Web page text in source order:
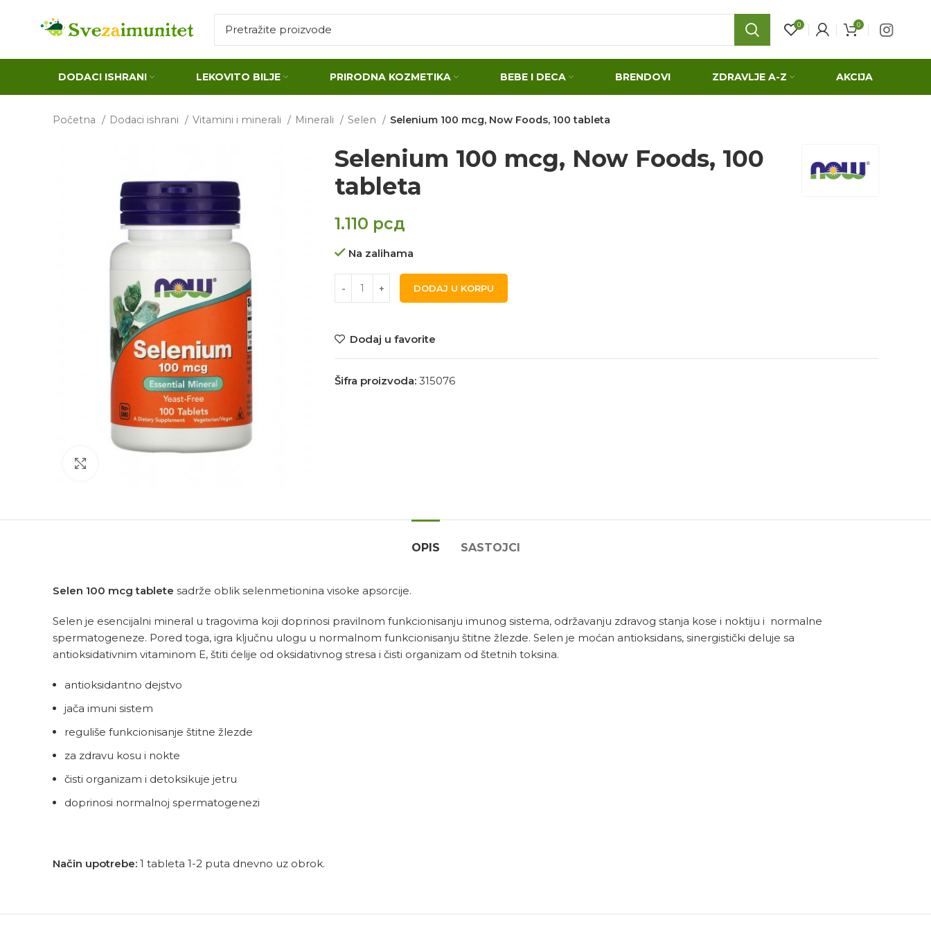
0 0
DODACI ISHRANI LEKOVITO BILJE PRIRODNA KOZMETIKA BEBE I DECA BRENDOVI ZDRAVLJE A-Z AKCIJA
Početna Dodaci ishrani Vitamini i minerali Minerali Selen Selenium 100 mcg, Now Foods, 100 tableta
Selenium 100 mcg, Now Foods, 100
tableta
1.110 рсд
Na zalihama
DODAJ U KORPU
Dodaj u favorite
Šifra proizvoda:315076
OPIS SASTOJCI
Selen 100 mcg tablete sadrže oblik selenmetionina visoke apsorcije.
Selen je esencijalni mineral u tragovima koji doprinosi pravilnom funkcionisanju imunog sistema, održavanju zdravog stanja kose i noktiju i normalne
spermatogeneze. Pored toga, igra ključnu ulogu u normalnom funkcionisanju štitne žlezde. Selen je moćan antioksidans, sinergistički deluje sa
antioksidativnim vitaminom E, štiti ćelije od oksidativnog stresa i čisti organizam od štetnih toksina.
antioksidantno dejstvo
jača imuni sistem
reguliše funkcionisanje štitne žlezde
za zdravu kosu i nokte
čisti organizam i detoksikuje jetru
doprinosi normalnoj spermatogenezi
Način upotrebe: 1 tableta 1-2 puta dnevno uz obrok.